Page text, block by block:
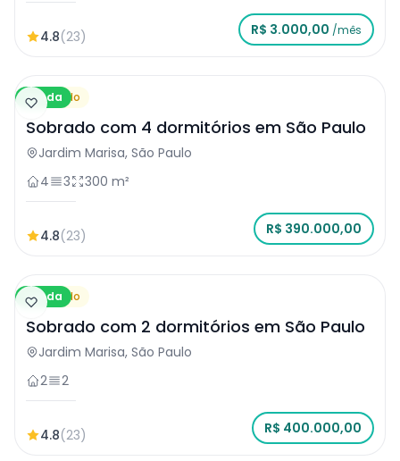
4.8(23) R$ 3.000,00 /mês
Venda
Sobrado
Sobrado com 4 dormitórios em São Paulo
Jardim Marisa, São Paulo
4
3 300 m²
4.8(23) R$ 390.000,00
Venda
Sobrado
Sobrado com 2 dormitórios em São Paulo
Jardim Marisa, São Paulo
2
2
4.8(23) R$ 400.000,00